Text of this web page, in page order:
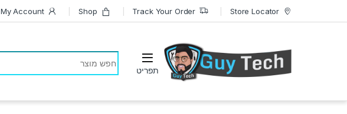
Skip to navigation
Store Locator
Track Your Order
Shop
My Account
Search for: